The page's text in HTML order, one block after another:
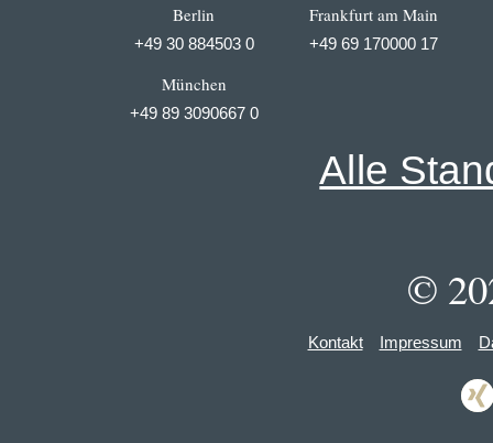
Berlin
+49 30 884503 0
Frankfurt am Main
+49 69 170000 17
München
+49 89 3090667 0
Alle
©
Kontakt Impressum